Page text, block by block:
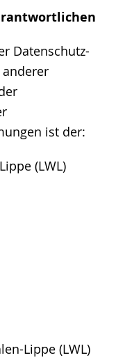
Datenschutz-
anderer
ist der:
(LWL)
Lippe (LWL)